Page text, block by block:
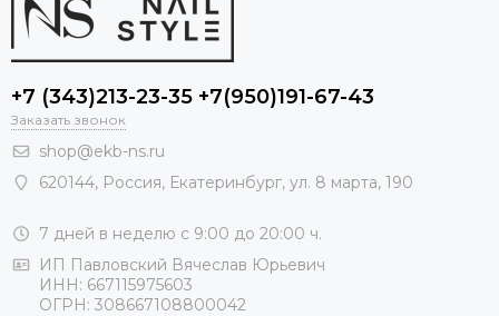
+7 (343)213-23-35 +7(950)191-67-43
Заказать звонок
shop@ekb-ns.ru
620144, Россия, Екатеринбург, ул. 8 марта, 190
7 дней в неделю с 9:00 до 20:00 ч.
ИП Павловский Вячеслав Юрьевич
ИНН: 667115975603
ОГРН: 308667108800042